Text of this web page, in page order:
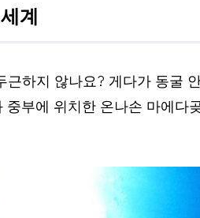
계
하지 않나요? 게다가 동굴
부에 위치한 온나손 마에다